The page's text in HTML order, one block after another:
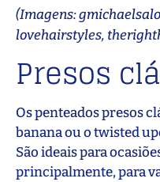
(Imagens:
lovehairstyles,
Presos
Os penteados presos
banana ou o twisted
São ideais para
principalmente, para